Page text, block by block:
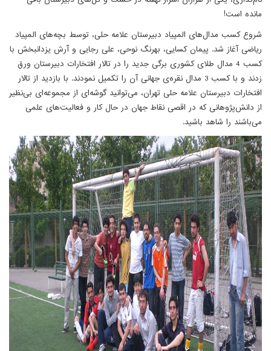
مانده است!
شروع کسب مدال‌های المپیاد دبیرستان علامه حلی، توسط بچه‌های المپیاد
ریاضی آغاز شد. پیمان کسایی، بهرنگ نوحی، علی رجایی و آرش یزدانبخش با
کسب 4 مدال طلای کشوری برگی جدید را در تالار افتخارات دبیرستان ورق
زدند و با کسب 3 مدال نقره‌ی جهانی آن را تکمیل نمودند. با بازدید از تالار
افتخارات دبیرستان علامه حلی تهران، می‌توانید گوشه‌ای از مجموعه‌ای بی‌نظیر
از دانش‌پژوهانی که در اقصی نقاط جهان در حال کار و فعالیت‌های علمی
می‌باشند را شاهد باشید.